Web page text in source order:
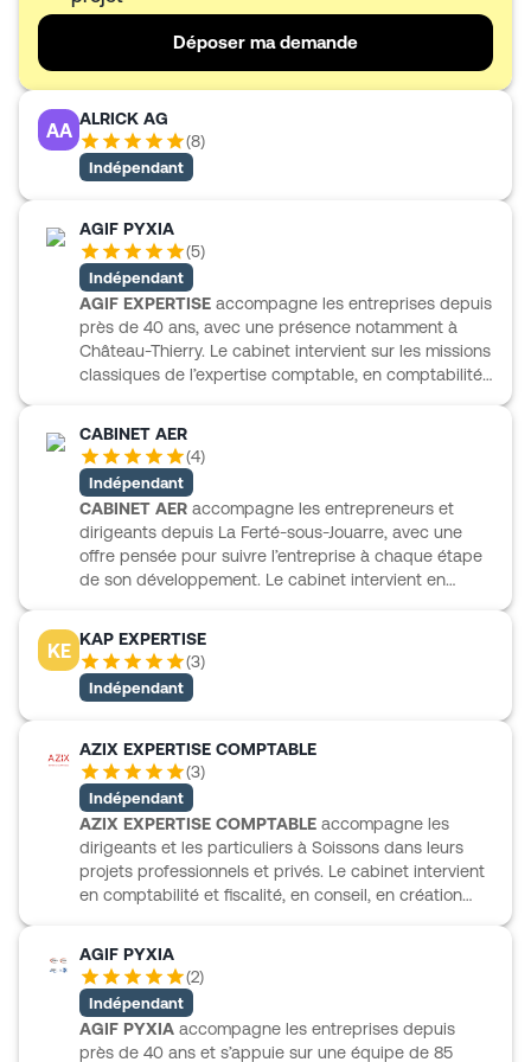
solutions adaptées au quotidien.
Déposer ma demande
AA
ALRICK AG
(8)
Indépendant
AGIF PYXIA
(5)
Indépendant
AGIF EXPERTISE accompagne les entreprises depuis
près de 40 ans, avec une présence notamment à
Château-Thierry. Le cabinet intervient sur les missions
classiques de l’expertise comptable, en comptabilité,
dédiée et sur un pôle social important pour aider les
dirigeants dans leurs enjeux RH et le respect du droit
du travail. AGIF EXPERTISE suit plus de 900 clients de
profils variés, avec un accompagnement à la création
d’entreprise et un interlocuteur unique pour avancer
avec continuité et clarté.
CABINET AER
(4)
Indépendant
CABINET AER accompagne les entrepreneurs et
dirigeants depuis La Ferté-sous-Jouarre, avec une
offre pensée pour suivre l’entreprise à chaque étape
de son développement. Le cabinet intervient en
comptable à l’établissement des comptes annuels,
des déclarations fiscales ou des prévisionnels.
CABINET AER aide aussi à la création, à la reprise et
outils en ligne pour simplifier les démarches
comptables et administratives. Une approche
concrète, personnalisée et centrée sur les besoins
réels de chaque activité.
KE
KAP EXPERTISE
(3)
Indépendant
AZIX EXPERTISE COMPTABLE
(3)
Indépendant
AZIX EXPERTISE COMPTABLE accompagne les
dirigeants et les particuliers à Soissons dans leurs
projets professionnels et privés. Le cabinet intervient
en comptabilité et fiscalité, en conseil, en création
des accompagnements en optimisation immobilière
et en gestion de patrimoine. AZIX EXPERTISE
COMPTABLE propose également un suivi utile au
quotidien grâce à des actualités, dossiers,
AGIF PYXIA
(2)
Indépendant
AGIF PYXIA accompagne les entreprises depuis
près de 40 ans et s’appuie sur une équipe de 85